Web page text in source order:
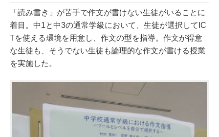
「読み書き」が苦手で作文が書けない生徒がいることに
着目。中1と中3の通常学級において、生徒が選択してIC
Tを使える環境を用意し、作文の型を指導。作文が得意
な生徒も、そうでない生徒も論理的な作文が書ける授業
を実施した。